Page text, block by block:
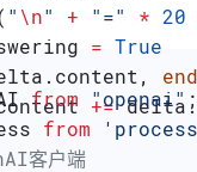
" \n" + "=" * 20
= True
end
+=
from "openai" ;
from
客户端